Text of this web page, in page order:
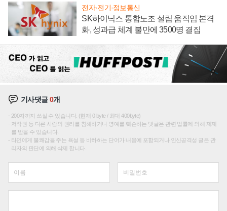
전자·전기·정보통신
SK하이닉스 통합노조 설립 움직임 본격
화, 성과급 체계 불만에 3500명 결집
기사댓글0개
200자까지 쓰실 수 있습니다. (현재 0 byte / 최대 400byte)
저작권 등 다른 사람의 권리를 침해하거나 명예를 훼손하는 댓글은 관련 법률에 의해 제재
를 받을 수 있습니다.
타인에게 불쾌감을 주는 욕설 등 비하하는 단어가 내용에 포함되거나 인신공격성 글은 관
리자의 판단에 의해 삭제 합니다.